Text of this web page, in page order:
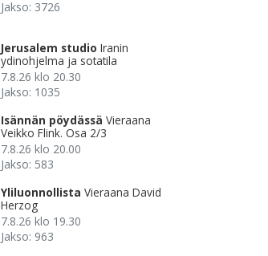
Jakso: 3726
Jerusalem studio Iranin
ydinohjelma ja sotatila
7.8.26 klo 20.30
Jakso: 1035
Isännän pöydässä Vieraana
Veikko Flink. Osa 2/3
7.8.26 klo 20.00
Jakso: 583
Yliluonnollista Vieraana David
Herzog
7.8.26 klo 19.30
Jakso: 963